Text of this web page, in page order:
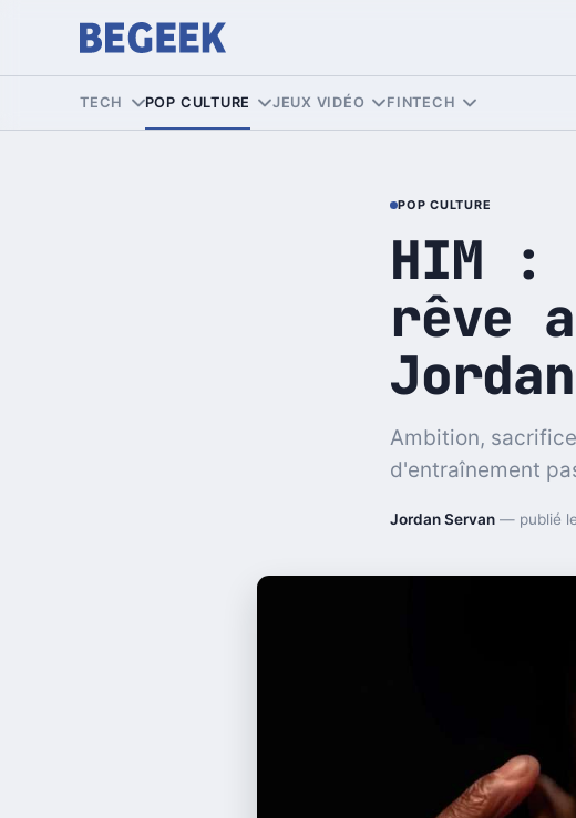
TECH POP CULTURE JEUX VIDÉO FINTECH
POP CULTURE
HIM :
rêve
Ambition,
d'entraînement
Jordan Servan — publié le